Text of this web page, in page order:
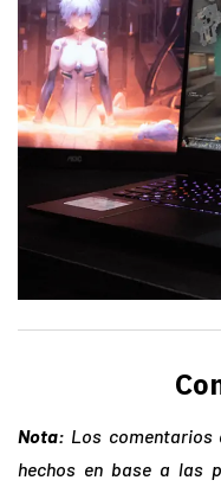
Nota: Los comentarios
hechos en base a las